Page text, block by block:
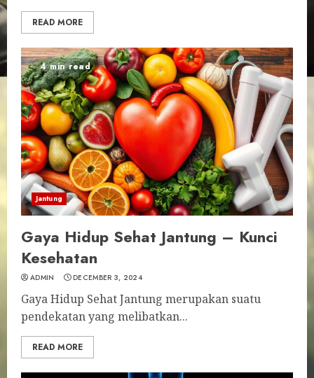
READ MORE
4 min read
Jantung
Gaya Hidup Sehat Jantung – Kunci
Kesehatan
ADMIN DECEMBER 3, 2024
Gaya Hidup Sehat Jantung merupakan suatu
pendekatan yang melibatkan...
READ MORE